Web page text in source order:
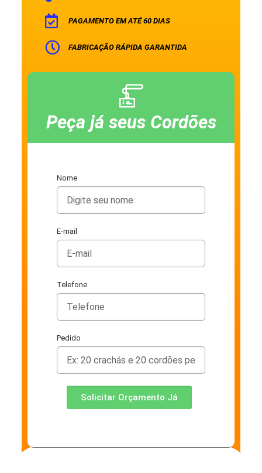
PAGAMENTO EM ATÉ 60 DIAS
FABRICAÇÃO RÁPIDA GARANTIDA
Peça já seus Cordões
Nome
E-mail
Telefone
Pedido
Solicitar Orçamento Já